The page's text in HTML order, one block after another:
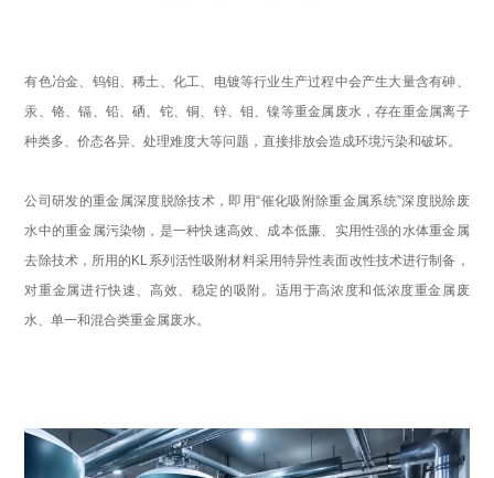
有色冶金、钨钼、稀土、化工、电镀等行业生产过程中会产生大量含有砷、
汞、铬、镉、铅、硒、铊、铜、锌、钼、镍等重金属废水，存在重金属离子
种类多、价态各异、处理难度大等问题，直接排放会造成环境污染和破坏。
公司研发的重金属深度脱除技术，即用“催化吸附除重金属系统”深度脱除废
水中的重金属污染物，是一种快速高效、成本低廉、实用性强的水体重金属
去除技术，所用的KL系列活性吸附材料采用特异性表面改性技术进行制备，
对重金属进行快速、高效、稳定的吸附。 适用于高浓度和低浓度重金属废
水、单一和混合类重金属废水。